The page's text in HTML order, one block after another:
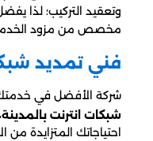
وتعقيد التركيب؛ لذا
مخصص من مزود
فني تمديد
شركة الأفضل في
شبكات انترنت بالمدينة
احتياجاتك المتزايدة